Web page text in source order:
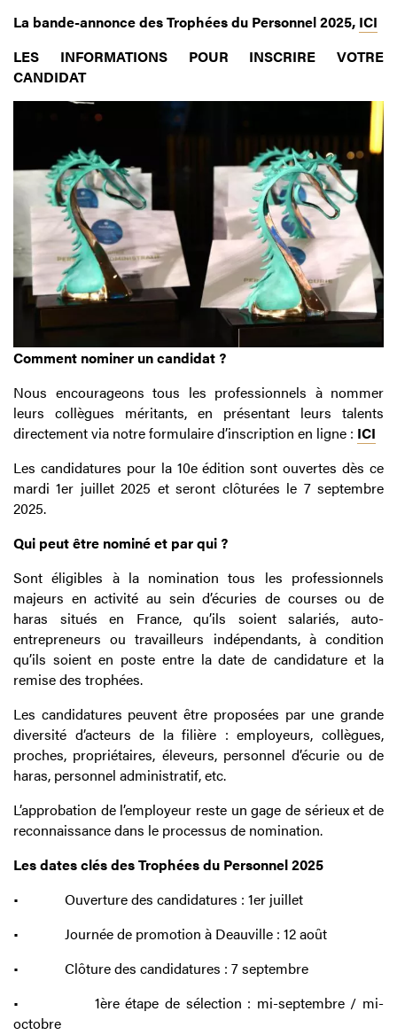
La bande-annonce des Trophées du Personnel 2025, ICI
LES INFORMATIONS POUR INSCRIRE VOTRE
CANDIDAT
Comment nominer un candidat ?
Nous encourageons tous les professionnels à nommer
leurs collègues méritants, en présentant leurs talents
directement via notre formulaire d’inscription en ligne : ICI
Les candidatures pour la 10e édition sont ouvertes dès ce
mardi 1er juillet 2025 et seront clôturées le 7 septembre
2025.
Qui peut être nominé et par qui ?
Sont éligibles à la nomination tous les professionnels
majeurs en activité au sein d’écuries de courses ou de
haras situés en France, qu’ils soient salariés, auto-
entrepreneurs ou travailleurs indépendants, à condition
qu’ils soient en poste entre la date de candidature et la
remise des trophées.
Les candidatures peuvent être proposées par une grande
diversité d’acteurs de la filière : employeurs, collègues,
proches, propriétaires, éleveurs, personnel d’écurie ou de
haras, personnel administratif, etc.
L’approbation de l’employeur reste un gage de sérieux et de
reconnaissance dans le processus de nomination.
Les dates clés des Trophées du Personnel 2025
• Ouverture des candidatures : 1er juillet
• Journée de promotion à Deauville : 12 août
• Clôture des candidatures : 7 septembre
• 1ère étape de sélection : mi-septembre / mi-
octobre